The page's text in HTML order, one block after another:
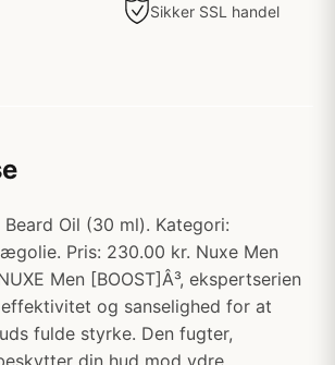
Sikker SSL handel
Beard Oil (30 ml). Kategori:
Pris: 230.00 kr. Nuxe Men
Men [BOOST]Â³, ekspertserien
og sanselighed for at
fulde styrke. Den fugter,
din hud mod ydre